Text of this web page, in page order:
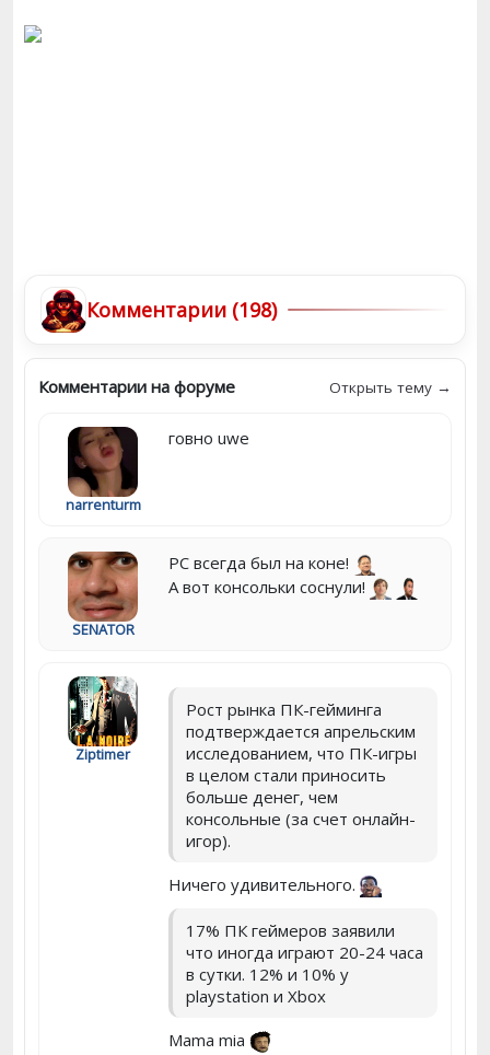
Комментарии (198)
Комментарии на форуме Открыть тему →
narrenturm
говно uwe
SENATOR
PC всегда был на коне!
А вот консольки соснули!
Ziptimer
Рост рынка ПК-гейминга
подтверждается апрельским
исследованием, что ПК-игры
в целом стали приносить
больше денег, чем
консольные (за счет онлайн-
игор).
Ничего удивительного.
17% ПК геймеров заявили
что иногда играют 20-24 часа
в сутки. 12% и 10% у
playstation и Xbox
Mama mia